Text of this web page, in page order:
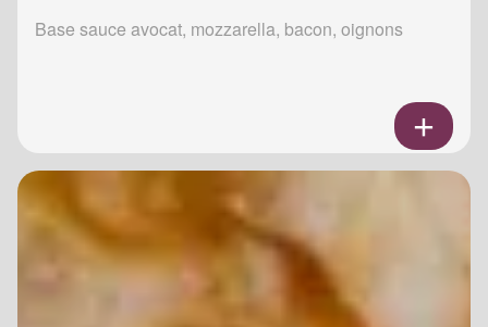
Base sauce avocat, mozzarella, bacon, oignons